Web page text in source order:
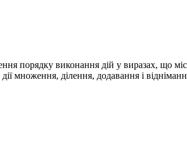
порядку виконання дій у виразах, що
множення, ділення, додавання і